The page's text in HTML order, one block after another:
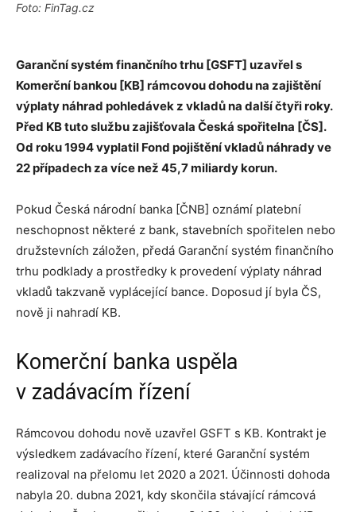
Foto: FinTag.cz
Garanční systém finančního trhu [GSFT] uzavřel s
Komerční bankou [KB] rámcovou dohodu na zajištění
výplaty náhrad pohledávek z vkladů na další čtyři roky.
Před KB tuto službu zajišťovala Česká spořitelna [ČS].
Od roku 1994 vyplatil Fond pojištění vkladů náhrady ve
22 případech za více než 45,7 miliardy korun.
Pokud Česká národní banka [ČNB] oznámí platební
neschopnost některé z bank, stavebních spořitelen nebo
družstevních záložen, předá Garanční systém finančního
trhu podklady a prostředky k provedení výplaty náhrad
vkladů takzvaně vyplácející bance. Doposud jí byla ČS,
nově ji nahradí KB.
Komerční banka uspěla
v zadávacím řízení
Rámcovou dohodu nově uzavřel GSFT s KB. Kontrakt je
výsledkem zadávacího řízení, které Garanční systém
realizoval na přelomu let 2020 a 2021. Účinnosti dohoda
nabyla 20. dubna 2021, kdy skončila stávající rámcová